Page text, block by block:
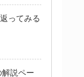
ってみる
説ペー